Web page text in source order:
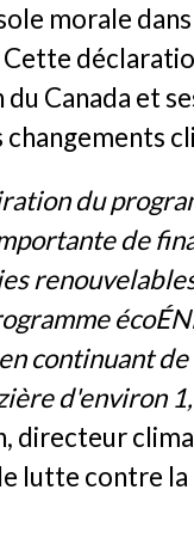
morale
Canada et
du
de
continuant
d'environ
directeur
lutte contre